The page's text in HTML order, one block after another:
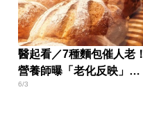
醫起看／7種麵包催人老！
營養師曝「老化反映」大
魔王
6/3